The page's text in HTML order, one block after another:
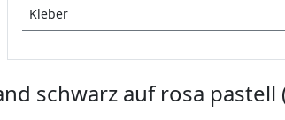
Kleber
schwarz auf rosa pastell